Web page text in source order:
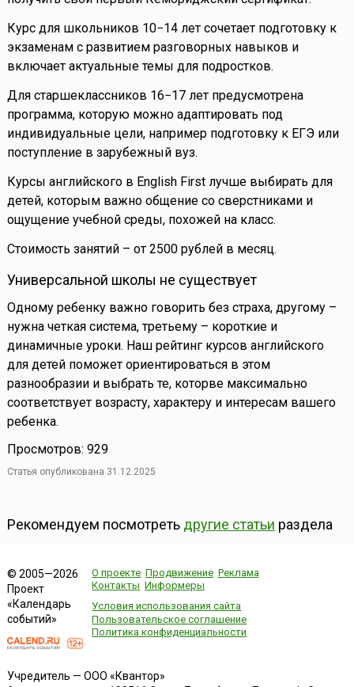
Курс для школьников 10−14 лет сочетает подготовку к
экзаменам с развитием разговорных навыков и
включает актуальные темы для подростков.
Для старшеклассников 16−17 лет предусмотрена
программа, которую можно адаптировать под
индивидуальные цели, например подготовку к ЕГЭ или
поступление в зарубежный вуз.
Курсы английского в English First лучше выбирать для
детей, которым важно общение со сверстниками и
ощущение учебной среды, похожей на класс.
Стоимость занятий – от 2500 рублей в месяц.
Универсальной школы не существует
Одному ребенку важно говорить без страха, другому –
нужна четкая система, третьему – короткие и
динамичные уроки. Наш рейтинг курсов английского
для детей поможет ориентироваться в этом
разнообразии и выбрать те, которве максимально
соответствует возрасту, характеру и интересам вашего
ребенка.
Просмотров: 929
Статья опубликована 31.12.2025
Рекомендуем посмотреть другие статьи раздела
© 2005—2026
Проект
«Календарь
событий»
О проекте Продвижение Реклама
Контакты Информеры
Условия использования сайта
Пользовательское соглашение
Политика конфиденциальности
Учредитель — ООО «Квантор»